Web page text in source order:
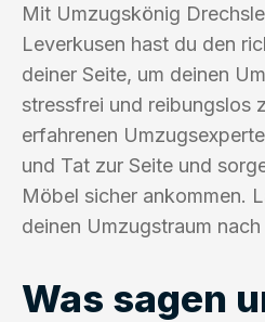
Mit Umzugskönig
Leverkusen hast du den
deiner Seite, um deinen
stressfrei und reibungslos
erfahrenen
und Tat zur Seite und
Möbel sicher ankommen.
deinen Umzugstraum
Was sagen